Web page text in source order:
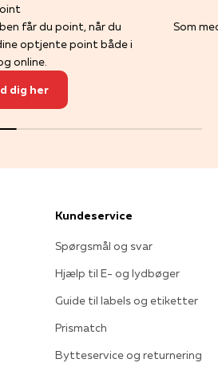
får du point, når du
optjente point både i
online.
dig her
Som
Kundeservice
Spørgsmål og svar
Hjælp til E- og lydbøger
Guide til labels og etiketter
Prismatch
Bytteservice og returnering